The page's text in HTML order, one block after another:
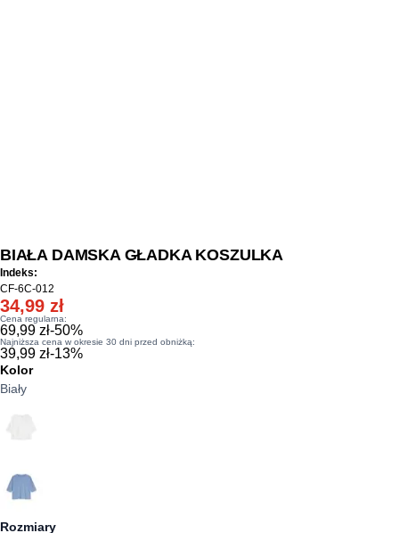
BIAŁA DAMSKA GŁADKA KOSZULKA
Indeks:
CF-6C-012
34,99 zł
Cena regularna:
69,99 zł-50%
Najniższa cena w okresie 30 dni przed obniżką:
39,99 zł-13%
Kolor
Biały
Rozmiary